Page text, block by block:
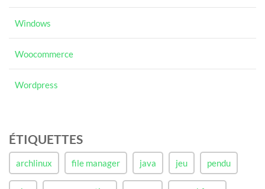
Windows
Woocommerce
Wordpress
ÉTIQUETTES
archlinux file manager java jeu pendu